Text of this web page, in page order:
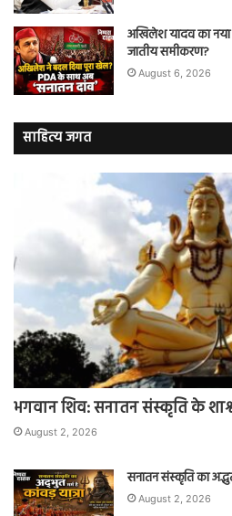
अखिलेश यादव का
जातीय समीकरण?
August 6, 2026
साहित्य जगत
भगवान शिव: सनातन संस्कृति के
August 2, 2026
सनातन संस्कृति का
August 2, 2026